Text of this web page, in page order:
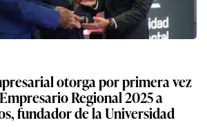
otorga por primera vez
Regional 2025 a
fundador de la Universidad